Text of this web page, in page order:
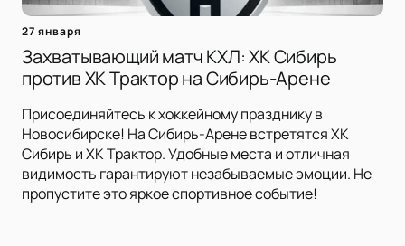
27 января
Захватывающий матч КХЛ: ХК Сибирь
против ХК Трактор на Сибирь-Арене
Присоединяйтесь к хоккейному празднику в
Новосибирске! На Сибирь-Арене встретятся ХК
Сибирь и ХК Трактор. Удобные места и отличная
видимость гарантируют незабываемые эмоции. Не
пропустите это яркое спортивное событие!